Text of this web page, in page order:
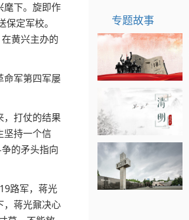
麾下。旋即作
定军校。
黄兴主办的
军第四军屡
打仗的结果
坚持一个信
的矛头指向
路军，蒋光
，蒋光鼐决心
专题故事